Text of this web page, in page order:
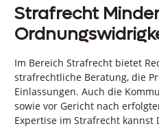
Strafrecht
Im Bereich Strafrecht bietet
strafrechtliche Beratung, die
Einlassungen. Auch die
sowie vor Gericht nach
Expertise im Strafrecht